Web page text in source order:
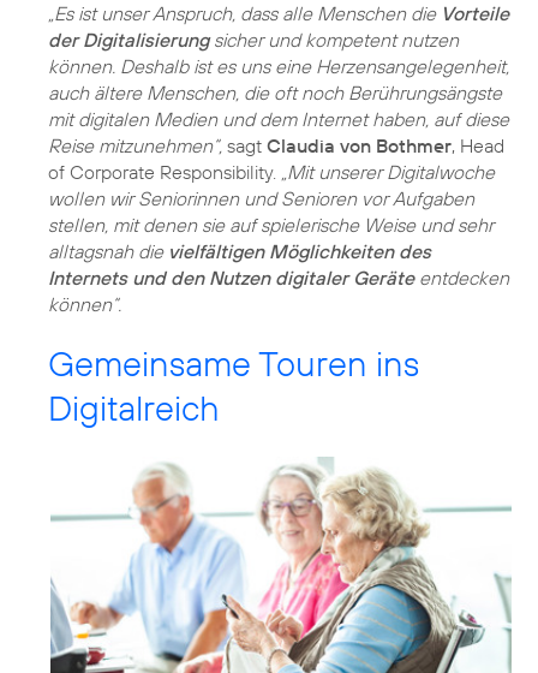
„Es ist unser Anspruch, dass alle Menschen die Vorteile
der Digitalisierungsicher und kompetent nutzen
können. Deshalb ist es uns eine Herzensangelegenheit,
auch ältere Menschen, die oft noch Berührungsängste
mit digitalen Medien und dem Internet haben, auf diese
Reise mitzunehmen“, sagt Claudia von Bothmer, Head
of Corporate Responsibility. „Mit unserer Digitalwoche
wollen wir Seniorinnen und Senioren vor Aufgaben
stellen, mit denen sie auf spielerische Weise und sehr
alltagsnah die vielfältigen Möglichkeiten des
Internets und den Nutzen digitaler Geräteentdecken
können“.
Gemeinsame Touren ins
Digitalreich